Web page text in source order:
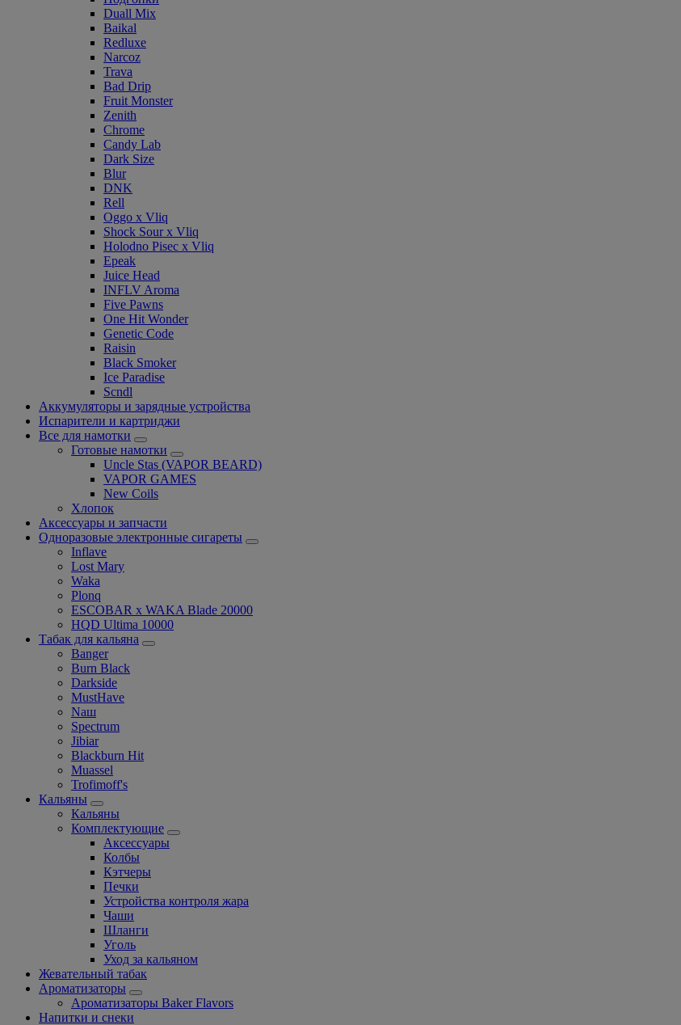
Duall Mix
Baikal
Redluxe
Narcoz
Trava
Bad Drip
Fruit Monster
Zenith
Chrome
Candy Lab
Dark Size
Blur
DNK
Rell
Oggo x Vliq
Shock Sour x Vliq
Holodno Pisec x Vliq
Epeak
Juice Head
INFLV Aroma
Five Pawns
One Hit Wonder
Genetic Code
Raisin
Black Smoker
Ice Paradise
Scndl
Аккумуляторы и зарядные устройства
Испарители и картриджи
Все для намотки
Готовые намотки
Uncle Stas (VAPOR BEARD)
VAPOR GAMES
New Coils
Хлопок
Аксессуары и запчасти
Одноразовые электронные сигареты
Inflave
Lost Mary
Waka
Plonq
ESCOBAR x WAKA Blade 20000
HQD Ultima 10000
Табак для кальяна
Banger
Burn Black
Darkside
MustHave
Nаш
Spectrum
Jibiar
Blackburn Hit
Muassel
Trofimoff's
Кальяны
Кальяны
Комплектующие
Аксессуары
Колбы
Кэтчеры
Печки
Устройства контроля жара
Чаши
Шланги
Уголь
Уход за кальяном
Жевательный табак
Ароматизаторы
Ароматизаторы Baker Flavors
Напитки и снеки